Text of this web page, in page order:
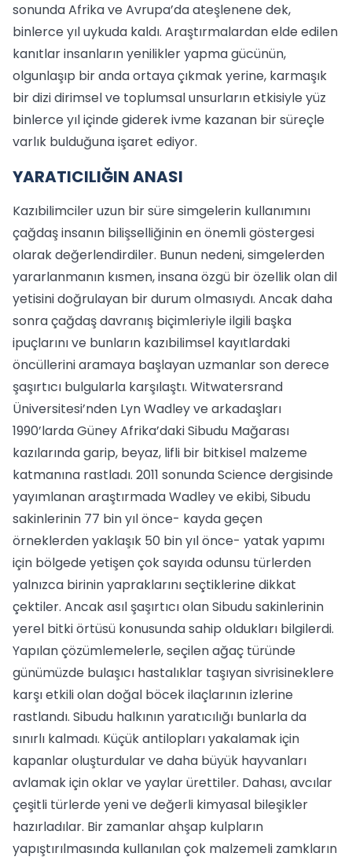
sonunda Afrika ve Avrupa’da ateşlenene dek,
binlerce yıl uykuda kaldı. Araştırmalardan elde edilen
kanıtlar insanların yenilikler yapma gücünün,
olgunlaşıp bir anda ortaya çıkmak yerine, karmaşık
bir dizi dirimsel ve toplumsal unsurların etkisiyle yüz
binlerce yıl içinde giderek ivme kazanan bir süreçle
varlık bulduğuna işaret ediyor.
YARATICILIĞIN ANASI
Kazıbilimciler uzun bir süre simgelerin kullanımını
çağdaş insanın bilişselliğinin en önemli göstergesi
olarak değerlendirdiler. Bunun nedeni, simgelerden
yararlanmanın kısmen, insana özgü bir özellik olan dil
yetisini doğrulayan bir durum olmasıydı. Ancak daha
sonra çağdaş davranış biçimleriyle ilgili başka
ipuçlarını ve bunların kazıbilimsel kayıtlardaki
öncüllerini aramaya başlayan uzmanlar son derece
şaşırtıcı bulgularla karşılaştı. Witwatersrand
Üniversitesi’nden Lyn Wadley ve arkadaşları
1990’larda Güney Afrika’daki Sibudu Mağarası
kazılarında garip, beyaz, lifli bir bitkisel malzeme
katmanına rastladı. 2011 sonunda Science dergisinde
yayımlanan araştırmada Wadley ve ekibi, Sibudu
sakinlerinin 77 bin yıl önce- kayda geçen
örneklerden yaklaşık 50 bin yıl önce- yatak yapımı
için bölgede yetişen çok sayıda odunsu türlerden
yalnızca birinin yapraklarını seçtiklerine dikkat
çektiler. Ancak asıl şaşırtıcı olan Sibudu sakinlerinin
yerel bitki örtüsü konusunda sahip oldukları bilgilerdi.
Yapılan çözümlemelerle, seçilen ağaç türünde
günümüzde bulaşıcı hastalıklar taşıyan sivrisineklere
karşı etkili olan doğal böcek ilaçlarının izlerine
rastlandı. Sibudu halkının yaratıcılığı bunlarla da
sınırlı kalmadı. Küçük antilopları yakalamak için
kapanlar oluşturdular ve daha büyük hayvanları
avlamak için oklar ve yaylar ürettiler. Dahası, avcılar
çeşitli türlerde yeni ve değerli kimyasal bileşikler
hazırladılar. Bir zamanlar ahşap kulpların
yapıştırılmasında kullanılan çok malzemeli zamkların